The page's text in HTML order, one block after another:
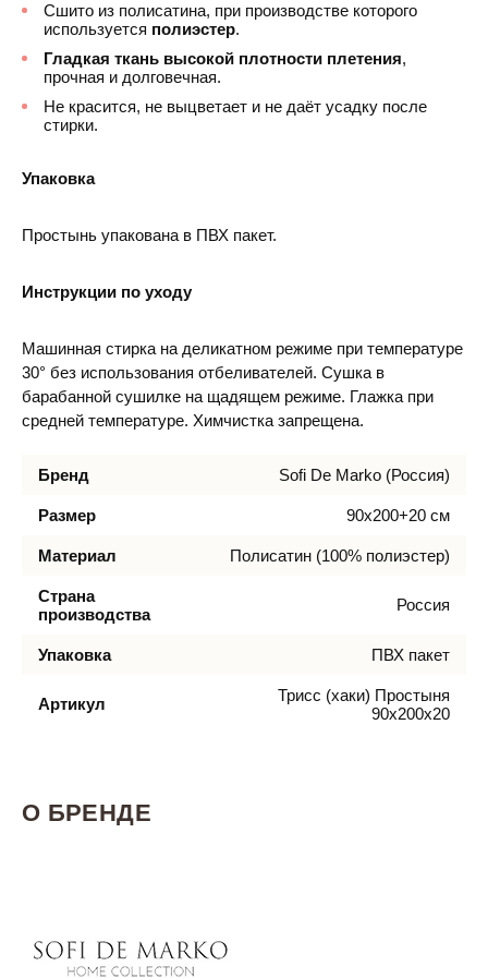
Сшито из полисатина, при производстве которого
используется полиэстер.
Гладкая ткань высокой плотности плетения,
прочная и долговечная.
Не красится, не выцветает и не даёт усадку после
стирки.
Упаковка
Простынь упакована в ПВХ пакет.
Инструкции по уходу
Машинная стирка на деликатном режиме при температуре
30° без использования отбеливателей. Сушка в
барабанной сушилке на щадящем режиме. Глажка при
средней температуре. Химчистка запрещена.
Бренд Sofi De Marko (Россия)
Размер 90х200+20 см
Материал Полисатин (100% полиэстер)
Страна
производства
Россия
Упаковка ПВХ пакет
Артикул
Трисс (хаки) Простыня
90х200х20
О БРЕНДЕ